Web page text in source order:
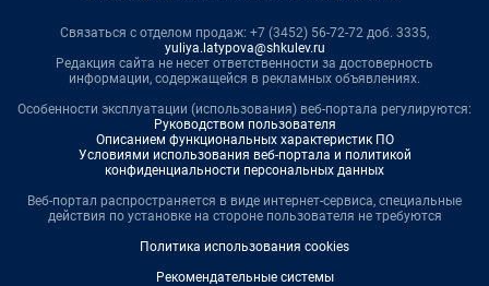
Связаться с отделом продаж: +7 (3452) 56-72-72 доб. 3335,
yuliya.latypova@shkulev.ru
Редакция сайта не несет ответственности за достоверность
информации, содержащейся в рекламных объявлениях.
Особенности эксплуатации (использования) веб-портала регулируются:
Руководством пользователя
Описанием функциональных характеристик ПО
Условиями использования веб-портала и политикой
конфиденциальности персональных данных
Веб-портал распространяется в виде интернет-сервиса, специальные
действия по установке на стороне пользователя не требуются
Политика использования cookies
Рекомендательные системы